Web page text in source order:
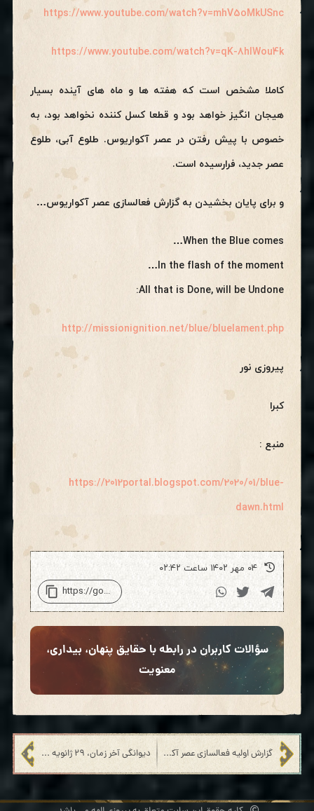
https://www.youtube.com/watch?v=mhV5oMkUSnc
https://www.youtube.com/watch?v=qK-8hlWou4k
کاملا مشخص است که هفته ها و ماه های آینده بسیار
هیجان انگیز خواهد بود و قطعا کسل کننده نخواهد بود، به
خصوص با پیش رفتن در عصر آکواریوس. طلوع آبی، طلوع
عصر جدید، فرارسیده است.
و برای پایان بخشیدن به گزارش فعالسازی عصر آکواریوس…
When the Blue comes…
In the flash of the moment…
All that is Done, will be Undone:
http://missionignition.net/blue/bluelament.php
پیروزی نور
کبرا
منبع :
https://2012portal.blogspot.com/2020/01/blue-
dawn.html
۰۴ مهر ۱۴۰۲ ساعت ۰۲:۴۲
سؤالات کاربران در رابطه با حقایق پنهان، بیداری،
معنویت
گزارش اولیه فعالسازی عصر آکواریوس، یکشنبه، ۱۲ ژانویه ۲۰۲۰ دیوانگی آخر زمان، ۲۹ ژانویه ۲۰۲۰